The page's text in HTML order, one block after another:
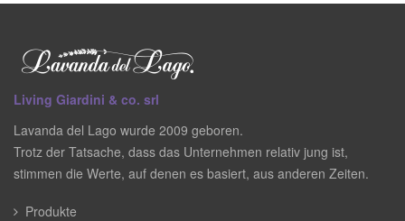
Living Giardini & co. srl
Lavanda del Lago wurde 2009 geboren.
Trotz der Tatsache, dass das Unternehmen relativ jung ist,
stimmen die Werte, auf denen es basiert, aus anderen Zeiten.
Produkte